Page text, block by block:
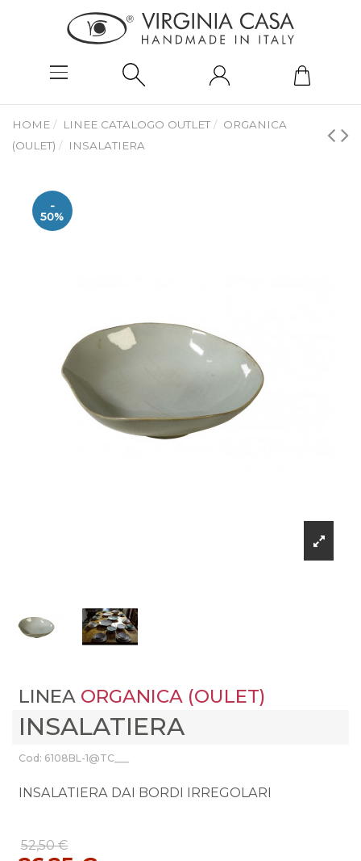
HOME LINEE CATALOGO OUTLET
ORGANICA
(OULET)
INSALATIERA
-
50%
LINEA ORGANICA (OULET)
INSALATIERA
Cod: 6108BL-1@TC___
INSALATIERA DAI BORDI IRREGOLARI
52,50 €